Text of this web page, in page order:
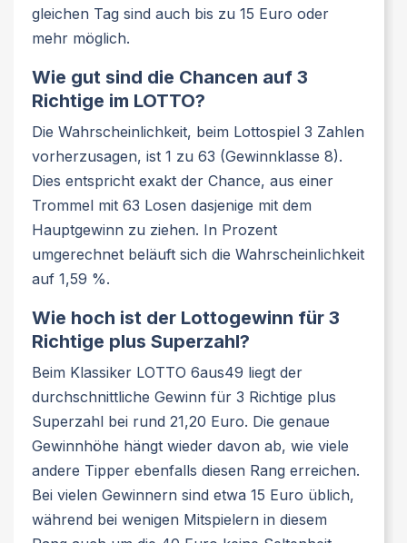
gleichen Tag sind auch bis zu 15 Euro oder
mehr möglich.
Wie gut sind die Chancen auf 3
Richtige im LOTTO?
Die Wahrscheinlichkeit, beim Lottospiel 3 Zahlen
vorherzusagen, ist 1 zu 63 (Gewinnklasse 8).
Dies entspricht exakt der Chance, aus einer
Trommel mit 63 Losen dasjenige mit dem
Hauptgewinn zu ziehen. In Prozent
umgerechnet beläuft sich die Wahrscheinlichkeit
auf 1,59 %.
Wie hoch ist der Lottogewinn für 3
Richtige plus Superzahl?
Beim Klassiker LOTTO 6aus49 liegt der
durchschnittliche Gewinn für 3 Richtige plus
Superzahl bei rund 21,20 Euro. Die genaue
Gewinnhöhe hängt wieder davon ab, wie viele
andere Tipper ebenfalls diesen Rang erreichen.
Bei vielen Gewinnern sind etwa 15 Euro üblich,
während bei wenigen Mitspielern in diesem